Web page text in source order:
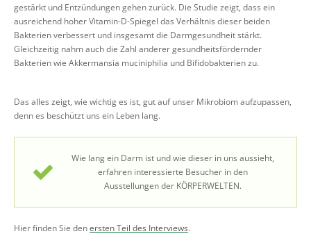
gestärkt und Entzündungen gehen zurück. Die Studie zeigt, dass ein
ausreichend hoher Vitamin-D-Spiegel das Verhältnis dieser beiden
Bakterien verbessert und insgesamt die Darmgesundheit stärkt.
Gleichzeitig nahm auch die Zahl anderer gesundheitsfördernder
Bakterien wie Akkermansia muciniphilia und Bifidobakterien zu.
Das alles zeigt, wie wichtig es ist, gut auf unser Mikrobiom aufzupassen,
denn es beschützt uns ein Leben lang.
Wie lang ein Darm ist und wie dieser in uns aussieht,
erfahren interessierte Besucher in den
Ausstellungen der KÖRPERWELTEN.
Hier finden Sie denersten Teil des Interviews.